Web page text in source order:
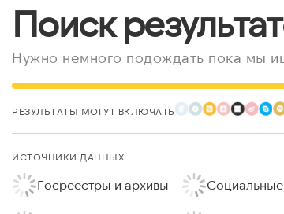
Поиск
Нужно немного подождать пока мы
РЕЗУЛЬТАТЫ МОГУТ ВКЛЮЧАТЬ
ИСТОЧНИКИ ДАННЫХ
Госреестры и архивы Социальные